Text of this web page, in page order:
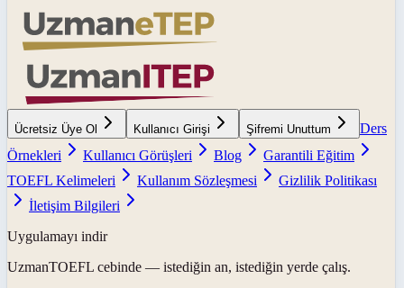
Ücretsiz Üye Ol Kullanıcı Girişi Şifremi Unuttum
Ders
Örnekleri
Kullanıcı Görüşleri Blog
Garantili Eğitim
TOEFL Kelimeleri
Kullanım Sözleşmesi
Gizlilik Politikası
İletişim Bilgileri
Uygulamayı indir
UzmanTOEFL cebinde — istediğin an, istediğin yerde çalış.